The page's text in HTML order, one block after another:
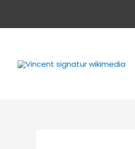
indholdet